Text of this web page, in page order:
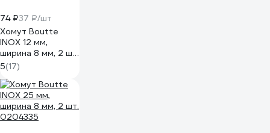
74 ₽37 ₽/шт
Хомут Boutte
INOX 12 мм,
ширина 8 мм, 2 шт.
0204304
5(17)